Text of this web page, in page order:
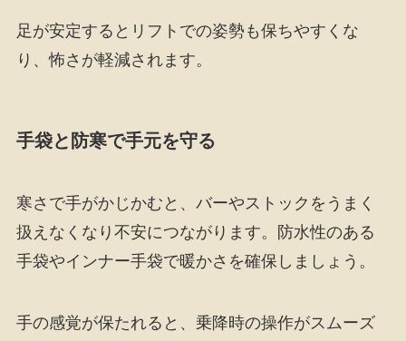
足が安定するとリフトでの姿勢も保ちやすくな
り、怖さが軽減されます。
手袋と防寒で手元を守る
寒さで手がかじかむと、バーやストックをうまく
扱えなくなり不安につながります。防水性のある
手袋やインナー手袋で暖かさを確保しましょう。
手の感覚が保たれると、乗降時の操作がスムーズ